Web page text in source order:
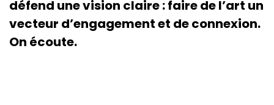
défend une vision claire : faire de l’art un
vecteur d’engagement et de connexion.
On écoute.